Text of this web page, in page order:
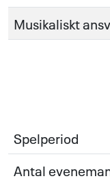
Musikaliskt
Spelperiod
Antal